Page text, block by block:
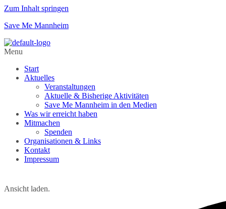
Zum Inhalt springen
Save Me Mannheim
Menu
Start
Aktuelles
Veranstaltungen
Aktuelle & Bisherige Aktivitäten
Save Me Mannheim in den Medien
Was wir erreicht haben
Mitmachen
Spenden
Organisationen & Links
Kontakt
Impressum
Ansicht laden.